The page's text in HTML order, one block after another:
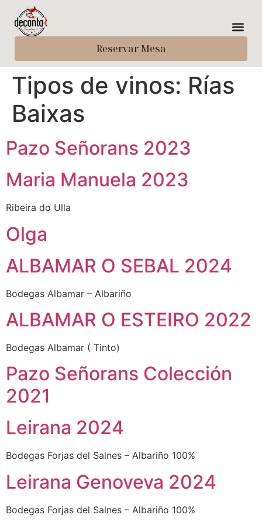
Reservar Mesa
Tipos de vinos: Rías
Baixas
Pazo Señorans 2023
Maria Manuela 2023
Ribeira do Ulla
Olga
ALBAMAR O SEBAL 2024
Bodegas Albamar – Albariño
ALBAMAR O ESTEIRO 2022
Bodegas Albamar ( Tinto)
Pazo Señorans Colección
2021
Leirana 2024
Bodegas Forjas del Salnes – Albariño 100%
Leirana Genoveva 2024
Bodegas Forjas del Salnes – Albariño 100%